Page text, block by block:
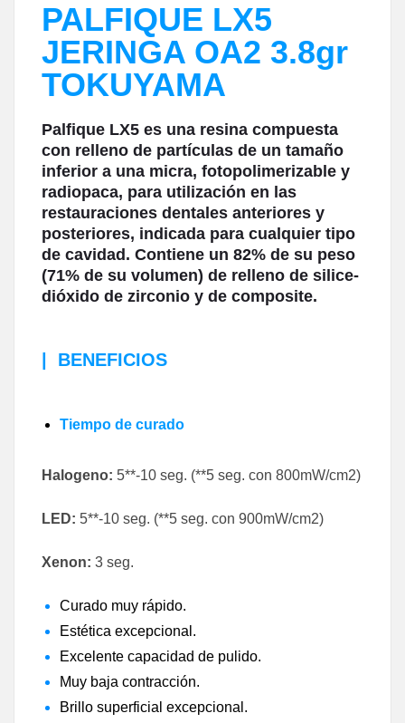
PALFIQUE LX5
JERINGA OA2 3.8gr
TOKUYAMA
Palfique LX5 es una resina compuesta
con relleno de partículas de un tamaño
inferior a una micra, fotopolimerizable y
radiopaca, para utilización en las
restauraciones dentales anteriores y
posteriores, indicada para cualquier tipo
de cavidad. Contiene un 82% de su peso
(71% de su volumen) de relleno de silice-
dióxido de zirconio y de composite.
BENEFICIOS
Tiempo de curado
Halogeno: 5**-10 seg. (**5 seg. con 800mW/cm2)
LED: 5**-10 seg. (**5 seg. con 900mW/cm2)
Xenon: 3 seg.
Curado muy rápido.
Estética excepcional.
Excelente capacidad de pulido.
Muy baja contracción.
Brillo superficial excepcional.